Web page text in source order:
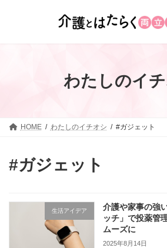
わたしのイ
HOME わたしのイチオシ #ガジェット
#ガジェット
生活アイデア
介護や家事の強
ッチ」で投薬管
ムーズに
2025年8月14日